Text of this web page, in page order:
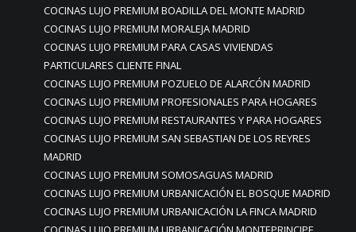
COCINAS LUJO PREMIUM BOADILLA DEL MONTE MADRID
COCINAS LUJO PREMIUM MORALEJA MADRID
COCINAS LUJO PREMIUM PARA CASAS VIVIENDAS
PARTICULARES CLIENTE FINAL
COCINAS LUJO PREMIUM POZUELO DE ALARCÓN MADRID
COCINAS LUJO PREMIUM PROFESIONALES PARA HOGARES
COCINAS LUJO PREMIUM RESTAURANTES Y PARA HOGARES
COCINAS LUJO PREMIUM SAN SEBASTIAN DE LOS REYRES
MADRID
COCINAS LUJO PREMIUM SOMOSAGUAS MADRID
COCINAS LUJO PREMIUM URBANICACIÓN EL BOSQUE MADRID
COCINAS LUJO PREMIUM URBANICACIÓN LA FINCA MADRID